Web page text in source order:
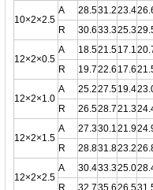
10×2×2.5
A 28.531.223.4
R
30.633.325.3
12×2×0.5
A 18.521.517.1
R
19.722.6 17.6
12×2×1.0
A 25.227.519.4
R
26.528.721.3
12×2×1.5
A 27.330.121.9
R
28.831.823.2
12×2×2.5
A 30.433.325.0
R
32.735.626.5